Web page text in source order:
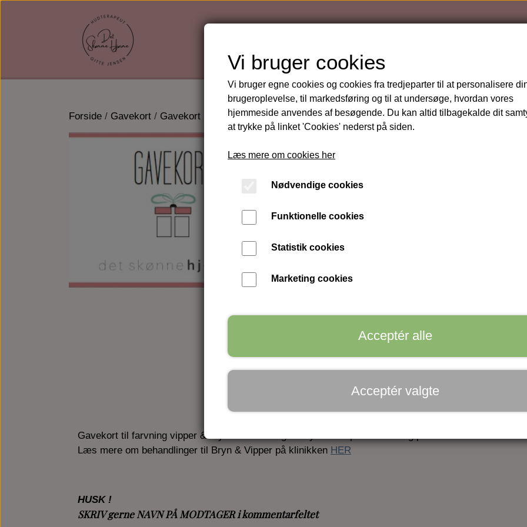
Forside Gavekort Gavekort Bryn & Vipper Gavekort Farve af bryn & vipper samt retning af Bryn
Gavekort Farve af bryn
Varenummer: GK 003
Gavekort til farve af bryn & vipper samt retning af
Gavekort
Gavekort på mail
Antal
Gavekort til farvning vipper & bryn samt retning af bryn med special voks og pincet.
Læs mere om behandlinger til Bryn & Vipper på klinikken HER
HUSK !
SKRIV gerne NAVN PÅ MODTAGERi kommentarfeltet
Vi bruger cookies
Vi bruger egne cookies og cookies fra tredjeparter til at personalisere
brugeroplevelse, til markedsføring og til at undersøge, hvordan vores
hjemmeside anvendes af besøgende. Du kan altid tilbagekalde dit
at trykke på linket 'Cookies' nederst på siden.
Læs mere om cookies her
Nødvendige cookies
Funktionelle cookies
Statistik cookies
Marketing cookies
Acceptér alle
Acceptér valgte